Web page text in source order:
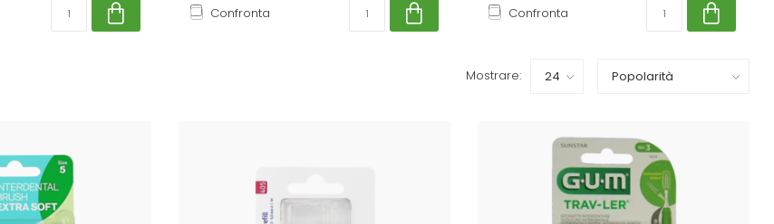
Confronta Confronta
Mostrare: